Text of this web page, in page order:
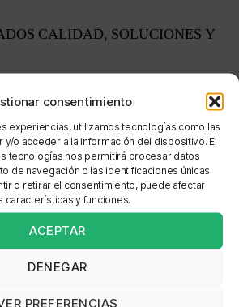
consentimiento
experiencias, utilizamos tecnologías como las
y/o acceder a la información del dispositivo. El
tecnologías nos permitirá procesar datos
de navegación o las identificaciones únicas
o retirar el consentimiento, puede afectar
características y funciones.
ACEPTAR
DENEGAR
PREFERENCIAS
CALIDAD, SOLUCIONES Y
MEDELLIN BOGOTA
EMPRESARIAL RIOTEX
SAS
PAZ DE RIO S.A.S.